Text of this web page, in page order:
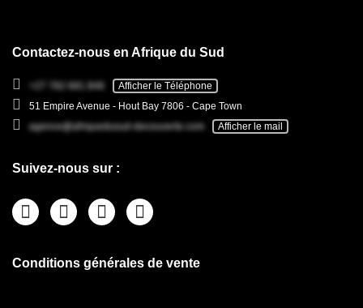
Contactez-nous en Afrique du Sud
+27 782 681 846
Afficher le Téléphone
51 Empire Avenue - Hout Bay 7806 - Cape Town
agence@afriquedusud-decouverte.com
Afficher le mail
Suivez-nous sur :
Conditions générales de vente